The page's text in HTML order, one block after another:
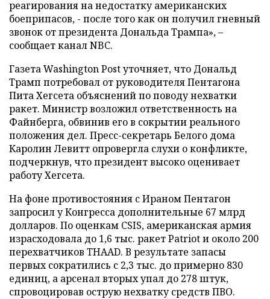
реагирования на недостатку американских
боеприпасов, - после того как он получил гневный
звонок от президента Дональда Трампа», –
сообщает канал NBC.
Газета Washington Post уточняет, что Дональд
Трамп потребовал от руководителя Пентагона
Пита Хегсета объяснений по поводу нехватки
ракет. Министр возложил ответственность на
Файнберга, обвинив его в сокрытии реального
положения дел. Пресс-секретарь Белого дома
Каролин Левитт опровергла слухи о конфликте,
подчеркнув, что президент высоко оценивает
работу Хегсета.
На фоне противостояния с Ираном Пентагон
запросил у Конгресса дополнительные 67 млрд
долларов. По оценкам CSIS, американская армия
израсходовала до 1,6 тыс. ракет Patriot и около 200
перехватчиков THAAD. В результате запасы
первых сократились с 2,3 тыс. до примерно 830
единиц, а арсенал вторых упал до 278 штук,
спровоцировав острую нехватку средств ПВО.